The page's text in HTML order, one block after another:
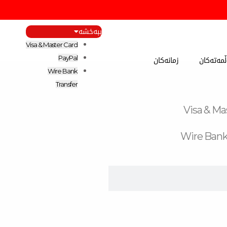
زمانەکان
ببەخشە
Visa & Master Card
PayPal
Wire Bank
Transfer
Visa &
Wire